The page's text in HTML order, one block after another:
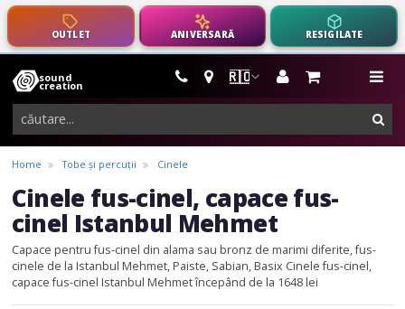
OUTLET ANIVERSARĂ RESIGILATE
🇷🇴
sound
creation
instrumente
muzicale,
echipamente
pro-
audio
Home Tobe și percuții Cinele
Cinele fus-cinel, capace fus-
cinel Istanbul Mehmet
Capace pentru fus-cinel din alama sau bronz de marimi diferite, fus-
cinele de la Istanbul Mehmet, Paiste, Sabian, Basix Cinele fus-cinel,
capace fus-cinel Istanbul Mehmet începând de la 1648 lei